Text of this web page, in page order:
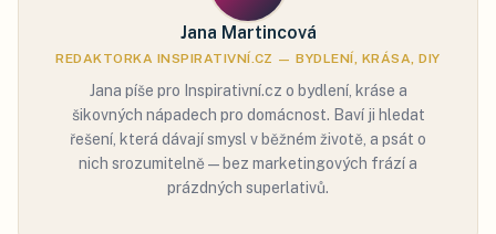
Jana Martincová
REDAKTORKA INSPIRATIVNÍ.CZ — BYDLENÍ, KRÁSA, DIY
Jana píše pro Inspirativní.cz o bydlení, kráse a
šikovných nápadech pro domácnost. Baví ji hledat
řešení, která dávají smysl v běžném životě, a psát o
nich srozumitelně — bez marketingových frází a
prázdných superlativů.